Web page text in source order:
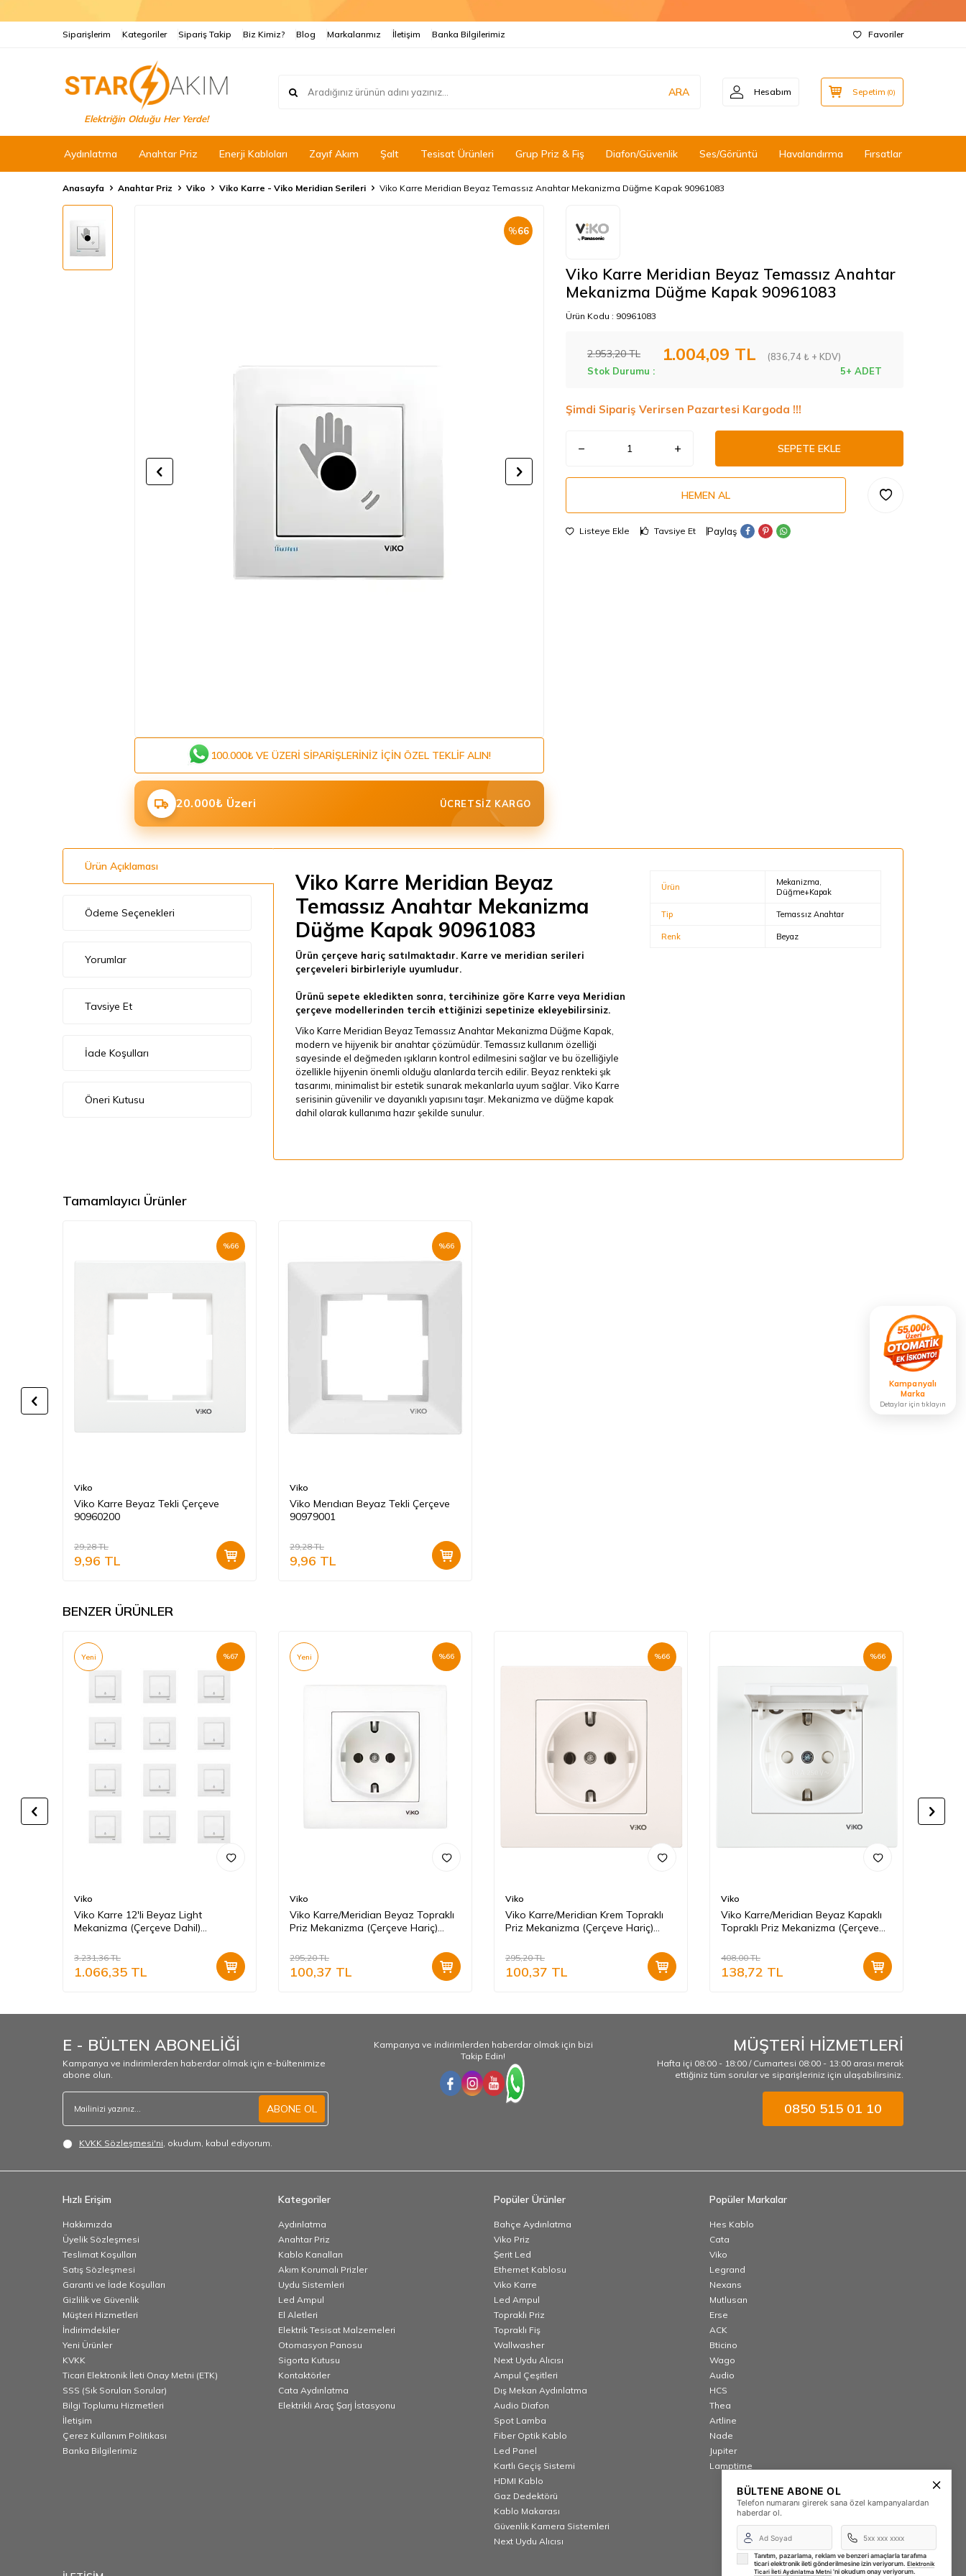
Siparişlerim Kategoriler Sipariş Takip Biz Kimiz? Blog Markalarımız İletişim Banka Bilgilerimiz Favoriler
Elektriğin Olduğu Her Yerde!
ARA Hesabım Sepetim (0)
Aydınlatma Anahtar Priz Enerji Kabloları Zayıf Akım Şalt Tesisat Ürünleri Grup Priz & Fiş Diafon/Güvenlik Ses/Görüntü Havalandırma Fırsatlar
Anasayfa Anahtar Priz Viko Viko Karre - Viko Meridian Serileri Viko Karre Meridian Beyaz Temassız Anahtar Mekanizma Düğme Kapak 90961083
%66
100.000₺ VE ÜZERI SIPARIŞLERINIZ IÇIN ÖZEL TEKLIF ALIN!
20.000₺ Üzeri ÜCRETSIZ KARGO
Viko Karre Meridian Beyaz Temassız Anahtar
Mekanizma Düğme Kapak 90961083
Ürün Kodu : 90961083
2.953,20TL 1.004,09 TL
(836,74 ₺ + KDV)
Stok Durumu :
5+ ADET
Şimdi Sipariş Verirsen Pazartesi Kargoda !!!
SEPETE EKLE
HEMEN AL
Listeye Ekle Tavsiye Et Paylaş
Ürün Açıklaması
Ödeme Seçenekleri
Yorumlar
Tavsiye Et
İade Koşulları
Öneri Kutusu
Viko Karre Meridian Beyaz
Temassız Anahtar Mekanizma
Düğme Kapak 90961083
Ürün çerçeve hariç satılmaktadır. Karre ve meridian serileri
çerçeveleri birbirleriyle uyumludur.
Ürünü sepete ekledikten sonra, tercihinize göre Karre veya Meridian
çerçeve modellerinden tercih ettiğinizi sepetinize ekleyebilirsiniz.
Viko Karre Meridian Beyaz Temassız Anahtar Mekanizma Düğme Kapak,
modern ve hijyenik bir anahtar çözümüdür. Temassız kullanım özelliği
sayesinde el değmeden ışıkların kontrol edilmesini sağlar ve bu özelliğiyle
özellikle hijyenin önemli olduğu alanlarda tercih edilir. Beyaz renkteki şık
tasarımı, minimalist bir estetik sunarak mekanlarla uyum sağlar. Viko Karre
serisinin güvenilir ve dayanıklı yapısını taşır. Mekanizma ve düğme kapak
dahil olarak kullanıma hazır şekilde sunulur.
Ürün
Mekanizma,
Düğme+Kapak
Tip Temassız Anahtar
Renk Beyaz
Tamamlayıcı Ürünler
%66
Viko
Viko Karre Beyaz Tekli Çerçeve
90960200
29,28TL
9,96 TL
%66
Viko
Viko Merıdıan Beyaz Tekli Çerçeve
90979001
29,28TL
9,96 TL
BENZER ÜRÜNLER
%67
Yeni
Viko
Viko Karre 12'li Beyaz Light
Mekanizma (Çerçeve Dahil)
3.231,36TL
1.066,35 TL
%66
Yeni
Viko
Viko Karre/Meridian Beyaz Topraklı
Priz Mekanizma (Çerçeve Hariç)
295,20TL
100,37 TL
%66
Viko
Viko Karre/Meridian Krem Topraklı
Priz Mekanizma (Çerçeve Hariç)
295,20TL
100,37 TL
%66
Viko
Viko Karre/Meridian Beyaz Kapaklı
Topraklı Priz Mekanizma (Çerçeve
408,00TL
138,72 TL
E - BÜLTEN ABONELİĞİ
Kampanya ve indirimlerden haberdar olmak için e-bültenimize
abone olun.
ABONE OL
KVKK Sözleşmesi'ni , okudum, kabul ediyorum.
Kampanya ve indirimlerden haberdar olmak için bizi
Takip Edin!
MÜŞTERİ HİZMETLERİ
Hafta içi 08:00 - 18:00 / Cumartesi 08:00 - 13:00 arası merak
ettiğiniz tüm sorular ve siparişleriniz için ulaşabilirsiniz.
0850 515 01 10
Hızlı Erişim
Hakkımızda
Üyelik Sözleşmesi
Teslimat Koşulları
Satış Sözleşmesi
Garanti ve İade Koşulları
Gizlilik ve Güvenlik
Müşteri Hizmetleri
İndirimdekiler
Yeni Ürünler
KVKK
Ticari Elektronik İleti Onay Metni (ETK)
SSS (Sık Sorulan Sorular)
Bilgi Toplumu Hizmetleri
İletişim
Çerez Kullanım Politikası
Banka Bilgilerimiz
Kategoriler
Aydınlatma
Anahtar Priz
Kablo Kanalları
Akım Korumalı Prizler
Uydu Sistemleri
Led Ampul
El Aletleri
Elektrik Tesisat Malzemeleri
Otomasyon Panosu
Sigorta Kutusu
Kontaktörler
Cata Aydınlatma
Elektrikli Araç Şarj İstasyonu
Popüler Ürünler
Bahçe Aydınlatma
Viko Priz
Şerit Led
Ethernet Kablosu
Viko Karre
Led Ampul
Topraklı Priz
Topraklı Fiş
Wallwasher
Next Uydu Alıcısı
Ampul Çeşitleri
Dış Mekan Aydınlatma
Audio Diafon
Spot Lamba
Fiber Optik Kablo
Led Panel
Kartlı Geçiş Sistemi
HDMI Kablo
Gaz Dedektörü
Kablo Makarası
Güvenlik Kamera Sistemleri
Next Uydu Alıcısı
Popüler Markalar
Hes Kablo
Cata
Viko
Legrand
Nexans
Mutlusan
Erse
ACK
Bticino
Wago
Audio
HCS
Thea
Artline
Nade
Jupiter
Lamptime
Kampanyalı
Marka
Detaylar için tıklayın
BÜLTENE ABONE OL
Telefon numaranı girerek sana özel kampanyalardan
haberdar ol.
Tanıtım, pazarlama, reklam ve benzeri amaçlarla tarafıma
ticari elektronik ileti gönderilmesine izin veriyorum. Elektronik
Ticari İleti Aydınlatma Metni 'ni okudum onay veriyorum.